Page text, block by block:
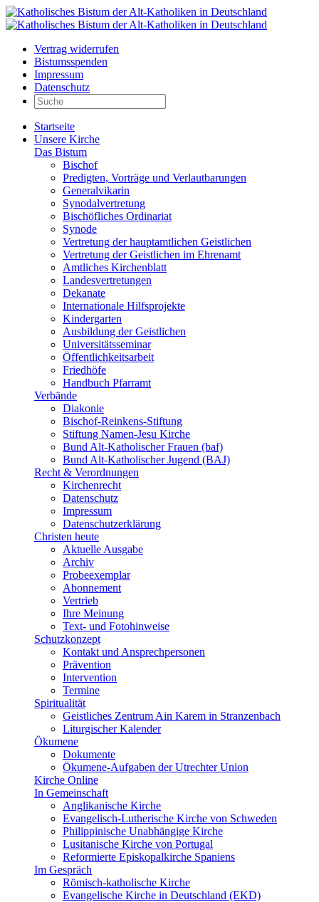
Vertrag widerrufen
Bistumsspenden
Impressum
Datenschutz
Startseite
Unsere Kirche
Das Bistum
Bischof
Predigten, Vorträge und Verlautbarungen
Generalvikarin
Synodalvertretung
Bischöfliches Ordinariat
Synode
Vertretung der hauptamtlichen Geistlichen
Vertretung der Geistlichen im Ehrenamt
Amtliches Kirchenblatt
Landesvertretungen
Dekanate
Internationale Hilfsprojekte
Kindergarten
Ausbildung der Geistlichen
Universitätsseminar
Öffentlichkeitsarbeit
Friedhöfe
Handbuch Pfarramt
Verbände
Diakonie
Bischof-Reinkens-Stiftung
Stiftung Namen-Jesu Kirche
Bund Alt-Katholischer Frauen (baf)
Bund Alt-Katholischer Jugend (BAJ)
Recht & Verordnungen
Kirchenrecht
Datenschutz
Impressum
Datenschutzerklärung
Christen heute
Aktuelle Ausgabe
Archiv
Probeexemplar
Abonnement
Vertrieb
Ihre Meinung
Text- und Fotohinweise
Schutzkonzept
Kontakt und Ansprechpersonen
Prävention
Intervention
Termine
Spiritualität
Geistliches Zentrum Ain Karem in Stranzenbach
Liturgischer Kalender
Ökumene
Dokumente
Ökumene-Aufgaben der Utrechter Union
Kirche Online
In Gemeinschaft
Anglikanische Kirche
Evangelisch-Lutherische Kirche von Schweden
Philippinische Unabhängige Kirche
Lusitanische Kirche von Portugal
Reformierte Episkopalkirche Spaniens
Im Gespräch
Römisch-katholische Kirche
Evangelische Kirche in Deutschland (EKD)